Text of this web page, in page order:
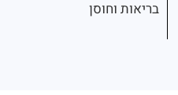
בריאות וחוסן